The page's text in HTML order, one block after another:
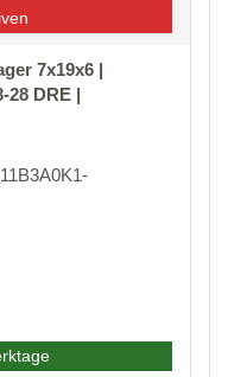
7x19x6 |
28 DRE |